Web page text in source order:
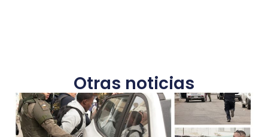
Otras noticias